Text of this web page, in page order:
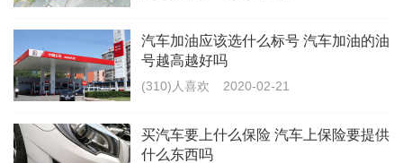
给汽车加油最好加多少
城区加油容易加一半或者三分之二，加油不方便就加跳
不要见底才加油，容易伤抽油泵。如果该车跑长途的话
汽车加油应该选什么标号 汽车加油的油
号越高越好吗
(310)人喜欢 2020-02-21
买汽车要上什么保险 汽车上保险要提供
什么东西吗